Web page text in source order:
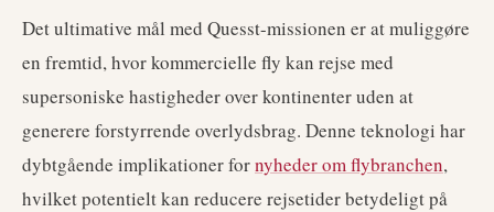
Det ultimative mål med Quesst-missionen er at muliggøre
en fremtid, hvor kommercielle fly kan rejse med
supersoniske hastigheder over kontinenter uden at
generere forstyrrende overlydsbrag. Denne teknologi har
dybtgående implikationer fornyheder om flybranchen,
hvilket potentielt kan reducere rejsetider betydeligt på